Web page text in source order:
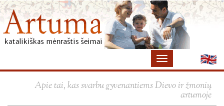
Apie tai, kas svarbu gyvenantiems Dievo ir žmonių
artumoje
×